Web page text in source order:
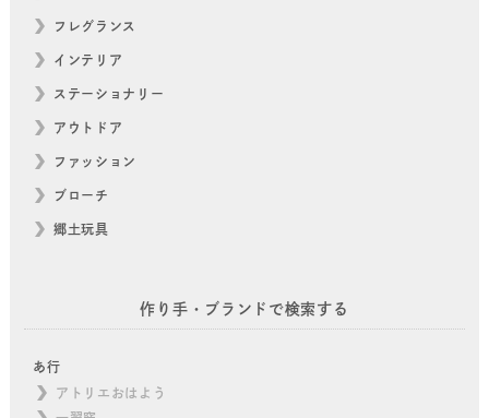
フレグランス
インテリア
ステーショナリー
アウトドア
ファッション
ブローチ
郷土玩具
作り手・ブランドで検索する
あ行
アトリエおはよう